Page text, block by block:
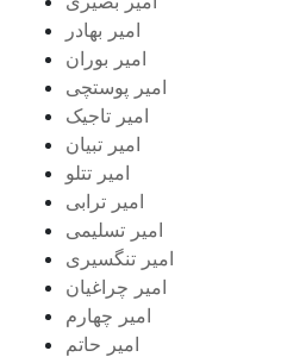
امیر بهادر
امیر بوران
امیر پوستچی
امیر تاجیک
امیر تبیان
امیر تتلو
امیر ترابی
امیر تسلیمی
امیر تنگسیری
امیر چراغیان
امیر چهارم
امیر حاتم